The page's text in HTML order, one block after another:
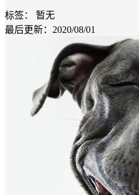
标签：
暂无
最后更新：2020/08/01